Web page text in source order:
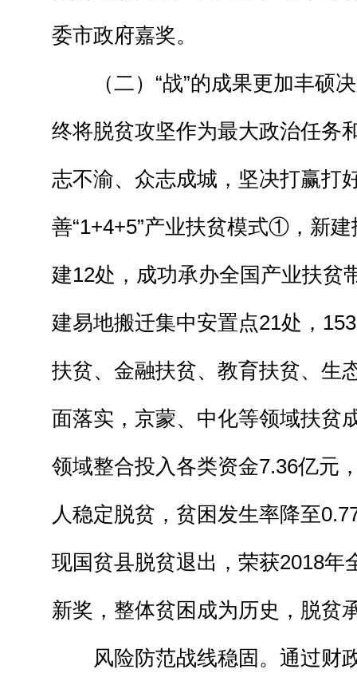
委市政府嘉奖。
（二）“战”的成果更加丰硕决
终将脱贫攻坚作为最大政治任务
志不渝、众志成城，坚决打赢打
善“1+4+5”产业扶贫模式①，新
建12处，成功承办全国产业扶贫
建易地搬迁集中安置点21处，
扶贫、金融扶贫、教育扶贫、生
面落实，京蒙、中化等领域扶贫
领域整合投入各类资金7.36亿元
人稳定脱贫，贫困发生率降至
现国贫县脱贫退出，荣获2018年
新奖，整体贫困成为历史，脱贫
风险防范战线稳固。通过财